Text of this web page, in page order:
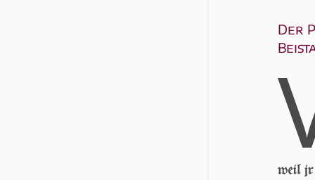
Der
weil jr